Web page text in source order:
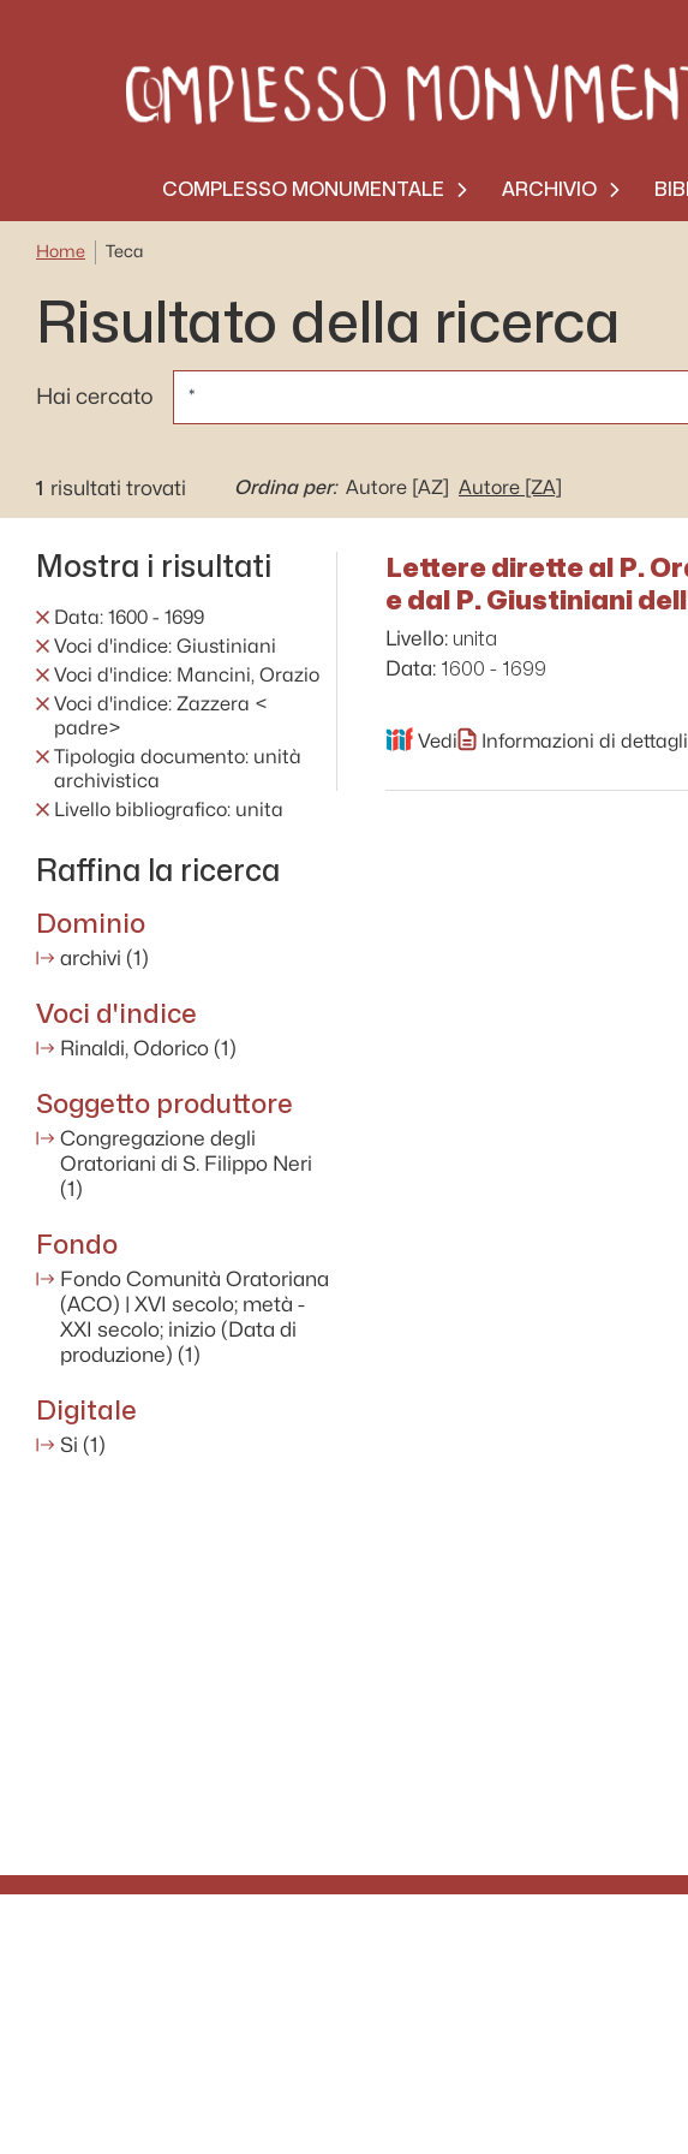
COMPLESSO MONUMENTALE ARCHIVIO
Home Teca
Risultato della ricerca
Hai cercato
1 risultati trovati Ordina per: Autore [AZ] Autore [ZA]
Mostra i risultati
Data: 1600 - 1699
Voci d'indice: Giustiniani
Voci d'indice: Mancini, Orazio
Voci d'indice: Zazzera <
padre>
Tipologia documento: unità
archivistica
Livello bibliografico: unita
Raffina la ricerca
Dominio
archivi (1)
Voci d'indice
Rinaldi, Odorico (1)
Soggetto produttore
Congregazione degli
Oratoriani di S. Filippo Neri
(1)
Fondo
Fondo Comunità Oratoriana
(ACO) | XVI secolo; metà -
XXI secolo; inizio (Data di
produzione) (1)
Digitale
Si (1)
Lettere dirette al P.
e dal P. Giustiniani
Livello: unita
Data: 1600 - 1699
Vedi Informazioni di